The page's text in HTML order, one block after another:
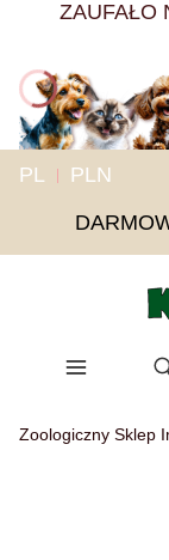
ZAUFAŁO
PL PLN
Menu
Zoologiczny Sklep